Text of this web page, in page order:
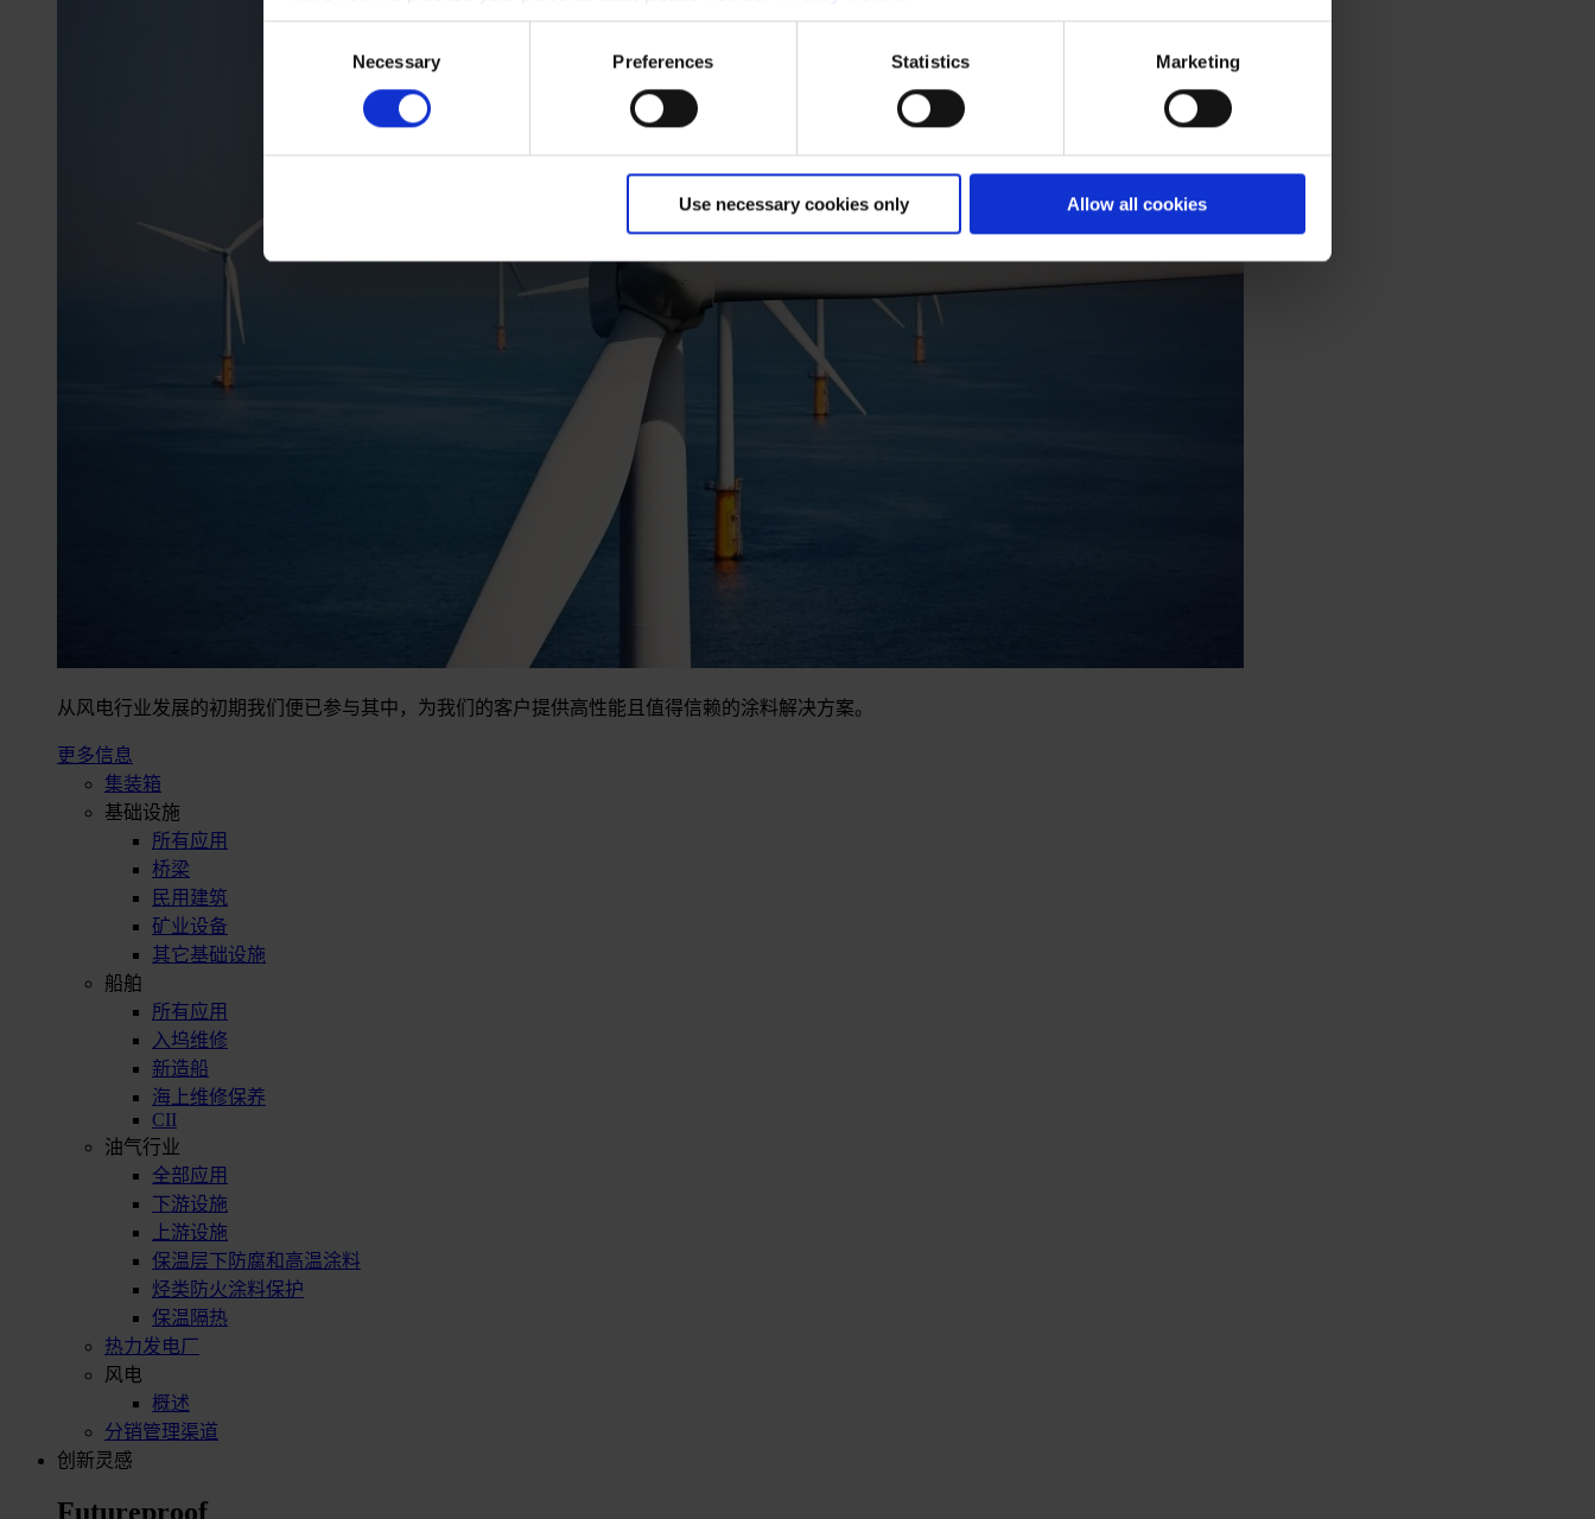
Necessary Preferences Statistics Marketing
Use necessary cookies only Allow all cookies
从风电行业发展的初期我们便已参与其中，为我们的客户提供高性能且值得信赖的涂料解决方案。
更多信息
集装箱
基础设施
所有应用
桥梁
民用建筑
矿业设备
其它基础设施
船舶
所有应用
入坞维修
新造船
海上维修保养
CII
油气行业
全部应用
下游设施
上游设施
保温层下防腐和高温涂料
烃类防火涂料保护
保温隔热
热力发电厂
风电
概述
分销管理渠道
创新灵感
Futureproof